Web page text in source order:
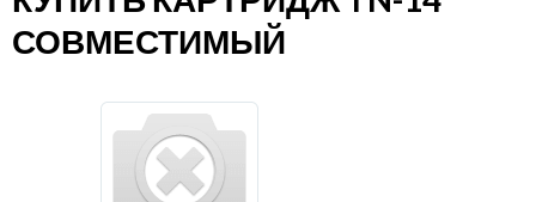
СОВМЕСТИМЫЙ